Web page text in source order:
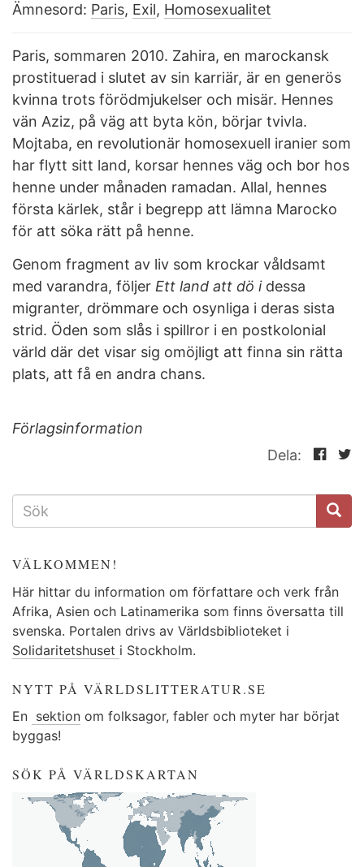
Ämnesord: Paris, Exil, Homosexualitet
Paris, sommaren 2010. Zahira, en marockansk
prostituerad i slutet av sin karriär, är en generös
kvinna trots förödmjukelser och misär. Hennes
vän Aziz, på väg att byta kön, börjar tvivla.
Mojtaba, en revolutionär homosexuell iranier som
har flytt sitt land, korsar hennes väg och bor hos
henne under månaden ramadan. Allal, hennes
första kärlek, står i begrepp att lämna Marocko
för att söka rätt på henne.
Genom fragment av liv som krockar våldsamt
med varandra, följer Ett land att dö i dessa
migranter, drömmare och osynliga i deras sista
strid. Öden som slås i spillror i en postkolonial
värld där det visar sig omöjligt att finna sin rätta
plats, att få en andra chans.
Förlagsinformation
Dela:
SÖKFORMULÄR
VÄLKOMMEN!
Här hittar du information om författare och verk från
Afrika, Asien och Latinamerika som finns översatta till
svenska. Portalen drivs av Världsbiblioteket i
Solidaritetshuset i Stockholm.
NYTT PÅ VÄRLDSLITTERATUR.SE
En sektion om folksagor, fabler och myter har börjat
byggas!
SÖK PÅ VÄRLDSKARTAN